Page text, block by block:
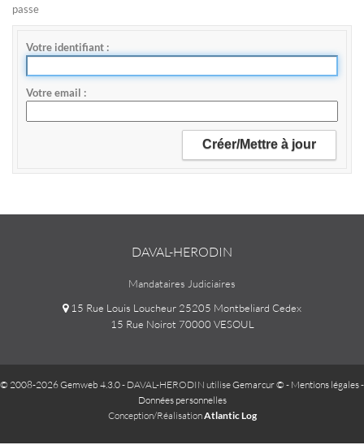
passe
Votre identifiant
Votre email
DAVAL-HERODIN
Mandataires Judiciaires
15 Rue Louis Loucheur 25205 Montbeliard Cedex
15 Rue Noirot 70000 VESOUL
© 2008-2026 Gemweb 4.3.0- DAVAL-HERODIN utiliseGemarcur © - Mentions légales-
Données personnelles
Conception/RéalisationAtlantic Log